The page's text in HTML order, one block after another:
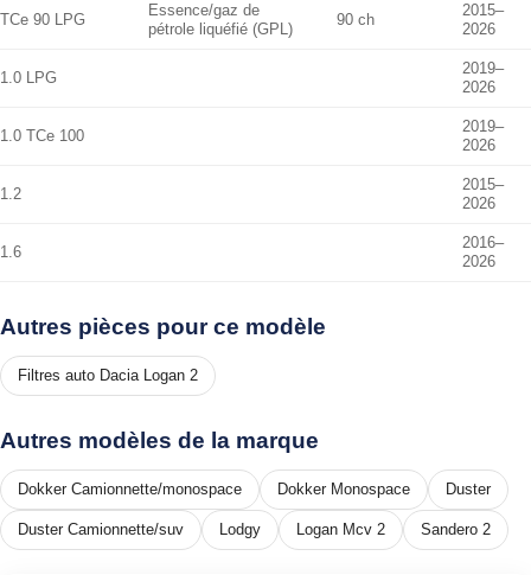
TCe 90 LPG
Essence/gaz de
pétrole liquéfié (GPL)
90 ch
2015–
2026
1.0 LPG
2019–
2026
1.0 TCe 100
2019–
2026
1.2
2015–
2026
1.6
2016–
2026
Autres pièces pour ce modèle
Filtres auto Dacia Logan 2
Autres modèles de la marque
Dokker Camionnette/monospace Dokker Monospace Duster
Duster Camionnette/suv Lodgy Logan Mcv 2 Sandero 2